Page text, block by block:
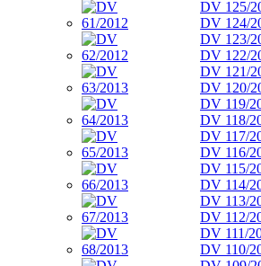
DV 125/
DV 124/
DV 123/
DV 122/
DV 121/
DV 120/
DV 119/
DV 118/
DV 117/
DV 116/
DV 115/
DV 114/
DV 113/
DV 112/
DV 111/
DV 110/